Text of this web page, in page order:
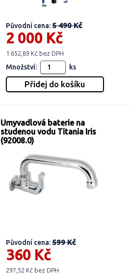
Původní cena:5 490 Kč
2 000 Kč
1 652,89 Kč bez DPH
Množství: ks
Umyvadlová baterie na
studenou vodu Titania Iris
(92008.0)
Původní cena:599 Kč
360 Kč
297,52 Kč bez DPH